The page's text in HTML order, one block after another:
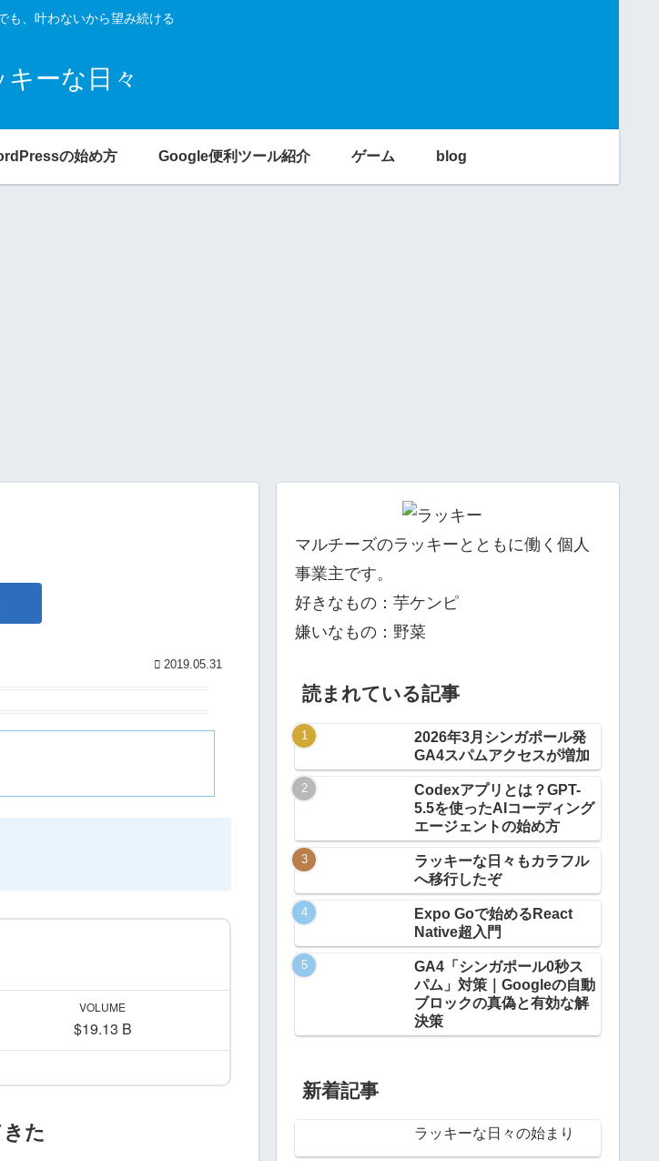
も、叶わないから望み続ける
キーな日々
の始め方 Google便利ツール紹介 ゲーム blog
2019.05.31
VOLUME
$19.13 B
た
マルチーズのラッキーとともに働く個人
事業主です。
好きなもの：芋ケンピ
嫌いなもの：野菜
読まれている記事
2026年3月シンガポール発
GA4スパムアクセスが増加
Codexアプリとは？GPT-
5.5を使ったAIコーディング
エージェントの始め方
ラッキーな日々もカラフル
へ移行したぞ
Expo Goで始めるReact
Native超入門
GA4「シンガポール0秒ス
パム」対策｜Googleの自動
ブロックの真偽と有効な解
決策
新着記事
ラッキーな日々の始まり